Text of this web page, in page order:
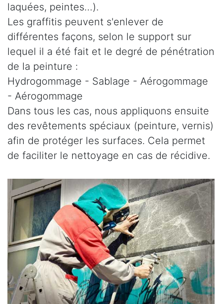
laquées, peintes…).
Les graffitis peuvent s'enlever de
différentes façons, selon le support sur
lequel il a été fait et le degré de pénétration
de la peinture :
Hydrogommage - Sablage - Aérogommage
- Aérogommage
Dans tous les cas, nous appliquons ensuite
des revêtements spéciaux (peinture, vernis)
afin de protéger les surfaces. Cela permet
de faciliter le nettoyage en cas de récidive.